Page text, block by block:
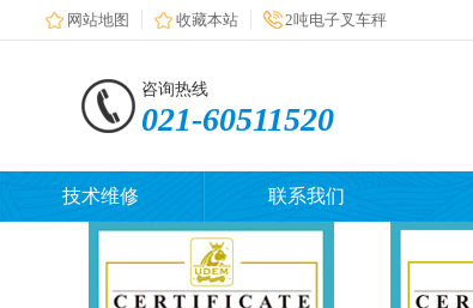
网站地图 收藏本站 2吨电子叉车秤
咨询热线
021-60511520
技术维修 联系我们